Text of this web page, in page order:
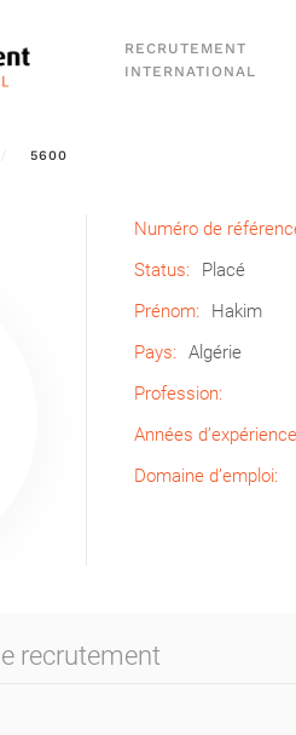
RECRUTEMENT
INTERNATIONAL
5600
Numéro de
Status:
Placé
Prénom:
Hakim
Pays:
Algérie
Profession:
Années
Domaine d’emploi:
recrutement